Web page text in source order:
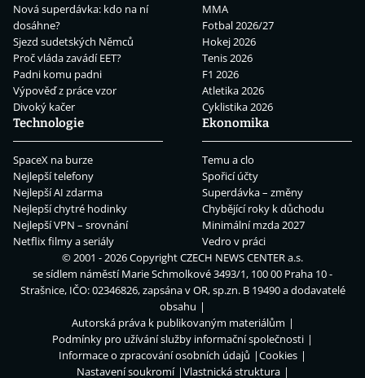
Nová superdávka: kdo na ní
dosáhne?
Sjezd sudetských Němců
Proč vláda zavádí EET?
Padni komu padni
Výpověď z práce vzor
Divoký kačer
MMA
Fotbal 2026/27
Hokej 2026
Tenis 2026
F1 2026
Atletika 2026
Cyklistika 2026
Technologie
SpaceX na burze
Nejlepší telefony
Nejlepší AI zdarma
Nejlepší chytré hodinky
Nejlepší VPN – srovnání
Netflix filmy a seriály
Ekonomika
Temu a clo
Spořicí účty
Superdávka – změny
Chybějící roky k důchodu
Minimální mzda 2027
Vedro v práci
© 2001 - 2026 CopyrightCZECH NEWS CENTER a.s.
se sídlem náměstí Marie Schmolkové 3493/1, 100 00 Praha 10 -
Strašnice, IČO: 02346826, zapsána v OR, sp.zn. B 19490 a dodavatelé
obsahu
Autorská práva k publikovaným materiálům
Podmínky pro užívání služby informační společnosti
Informace o zpracování osobních údajů
Cookies
Nastavení soukromí
Vlastnická struktura